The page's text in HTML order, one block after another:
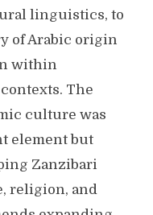
linguistics, to
of Arabic origin
within
The
culture was
element but
Zanzibari
religion, and